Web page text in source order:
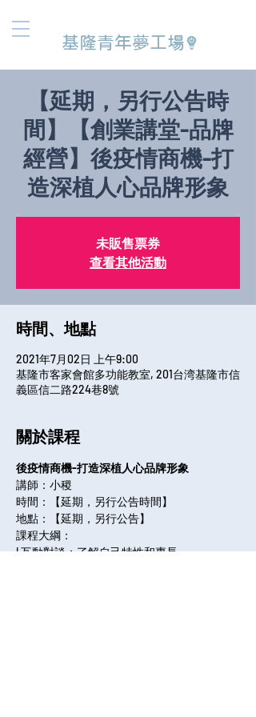
基隆青年夢工場
【延期，另行公告時
間】【創業講堂-品牌
經營】後疫情商機-打
造深植人心品牌形象
未販售票券
查看其他活動
時間、地點
2021年7月02日 上午9:00
基隆市客家會館多功能教室, 201台湾基隆市信
義區信二路224巷8號
關於課程
後疫情商機-打造深植人心品牌形象
講師：小稷
時間：【延期，另行公告時間】
地點：【延期，另行公告】
課程大綱：
l 互動對談：了解自己特性和專長